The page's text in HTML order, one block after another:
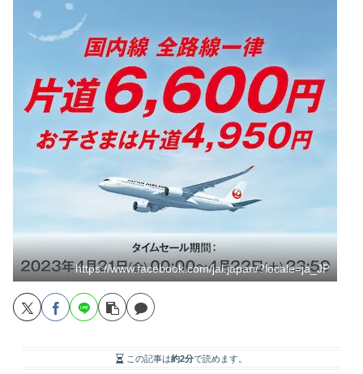
https://www.facebook.com/jal.japan/?locale=ja_JP
この記事は約2分で読めます。